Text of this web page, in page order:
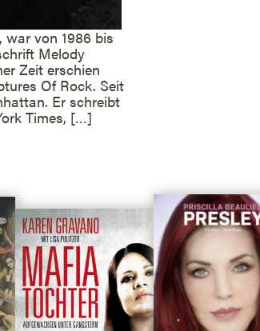
war von 1986 bis
Melody
Zeit erschien
Of Rock. Seit
Er schreibt
Times, […]